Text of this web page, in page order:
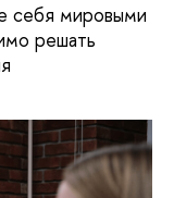
себя мировыми
решать